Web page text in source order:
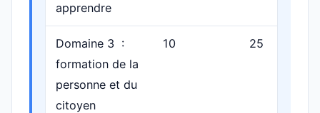
apprendre
Domaine 3 :
formation de la
personne et du
citoyen
10 25